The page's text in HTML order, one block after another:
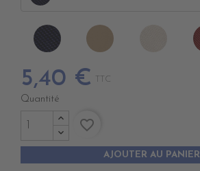
PB0460
CAPTAIN
BEIGE
PB0520
OYSTER
5,40 € TTC
Quantité
AJOUTER AU PANIER
favorite_border